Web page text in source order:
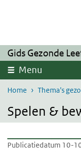
Overslaan en naar de
Gids Gezonde
Menu
Home Thema's
Spelen &
Publicatiedatum 10-